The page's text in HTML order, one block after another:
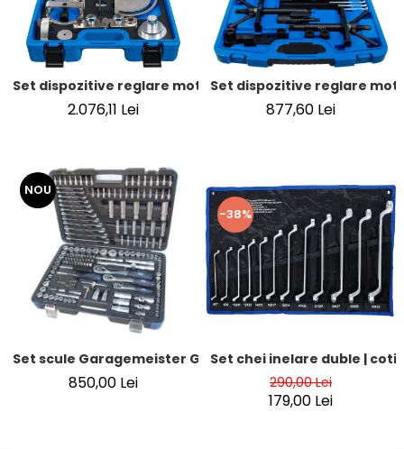
Set dispozitive reglare motor | pentru Volvo T6
2.076,11 Lei
Set dispozitive reglare
877,60 Lei
NOU
Set scule Garagemeister GM52840 – 216 piese, chei
850,00 Lei
-38%
Set chei inelare duble |
290,00 Lei
179,00 Lei